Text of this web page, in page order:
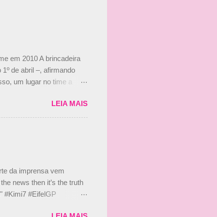
em 2010 A brincadeira
de abril –, afirmando
um lugar no time a
Senna em 2010. "Na
ter assinado com Bruno
contra o filho do
LEIA MAIS
da imprensa vem
news then it’s the truth
#Kimi7 #EifelGP